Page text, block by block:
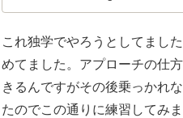
これ独学でやろうとしてまし
めてました。アプローチの仕
きるんですがその後乗っかれ
たのでこの通りに練習してみま